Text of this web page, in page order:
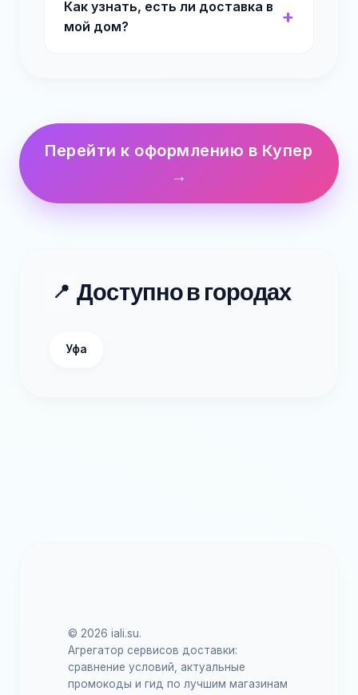
Как узнать, есть ли доставка в
мой дом?
Перейти к оформлению в Купер
→
📍 Доступно в городах
Уфа
© 2026 iali.su.
Агрегатор сервисов доставки:
сравнение условий, актуальные
промокоды и гид по лучшим магазинам